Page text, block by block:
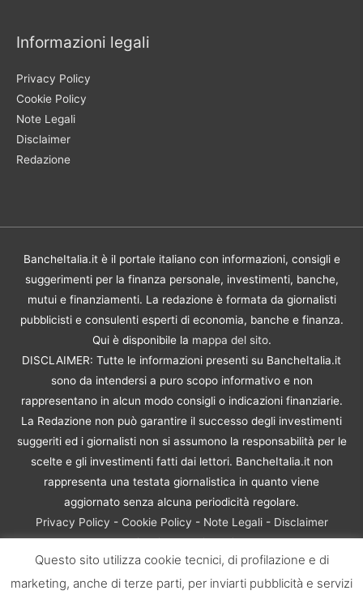
Informazioni legali
Privacy Policy
Cookie Policy
Note Legali
Disclaimer
Redazione
BancheItalia.it è il portale italiano con informazioni, consigli e
suggerimenti per la finanza personale, investimenti, banche,
mutui e finanziamenti. La redazione è formata da giornalisti
pubblicisti e consulenti esperti di economia, banche e finanza.
Qui è disponibile la mappa del sito.
DISCLAIMER: Tutte le informazioni presenti su BancheItalia.it
sono da intendersi a puro scopo informativo e non
rappresentano in alcun modo consigli o indicazioni finanziarie.
La Redazione non può garantire il successo degli investimenti
suggeriti ed i giornalisti non si assumono la responsabilità per le
scelte e gli investimenti fatti dai lettori. BancheItalia.it non
rappresenta una testata giornalistica in quanto viene
aggiornato senza alcuna periodicità regolare.
Privacy Policy - Cookie Policy - Note Legali- Disclaimer
Rischio Investimenti
BancheItalia.it Copyright © 2021. Tutti i diritti sono riservati. |
P.IVA 10673901004 | Contenuti di proprietà di BancheItalia.it:
Questo sito utilizza cookie tecnici, di profilazione e di
marketing, anche di terze parti, per inviarti pubblicità e servizi